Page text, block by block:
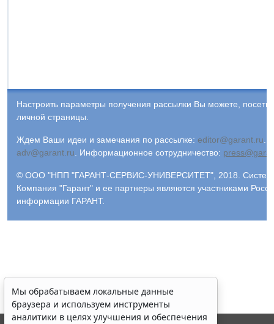
Настроить параметры получения рассылки Вы можете,
личной страницы.
Ждем Ваши идеи и замечания по рассылке: editor@garant.ru
adv@garant.ru
Информационное сотрудничество:
© ООО "НПП "ГАРАНТ-СЕРВИС-УНИВЕРСИТЕТ", 2018. Система
Компания "Гарант" и ее партнеры являются участниками
информации ГАРАНТ.
Мы обрабатываем локальные данные
браузера и используем инструменты
аналитики в целях улучшения и обеспечения